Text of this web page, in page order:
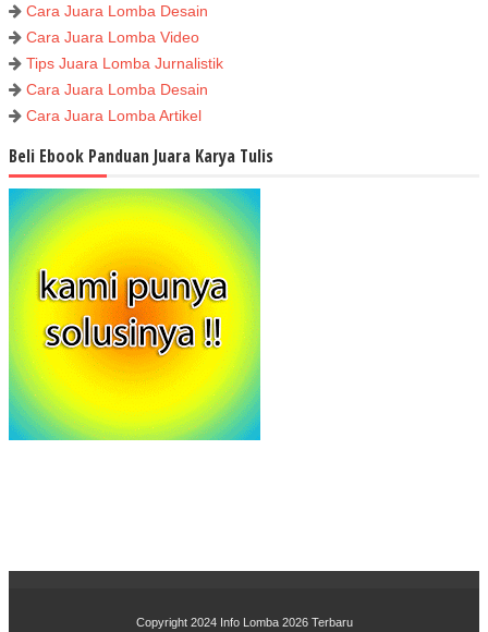
Cara Juara Lomba Desain
Cara Juara Lomba Video
Tips Juara Lomba Jurnalistik
Cara Juara Lomba Desain
Cara Juara Lomba Artikel
Beli Ebook Panduan Juara Karya Tulis
Copyright 2024 Info Lomba 2026 Terbaru